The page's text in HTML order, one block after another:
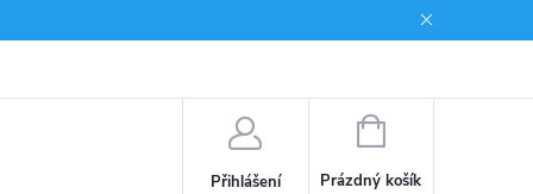
Přihlášení
NÁKUPNÍ
Prázdný košík